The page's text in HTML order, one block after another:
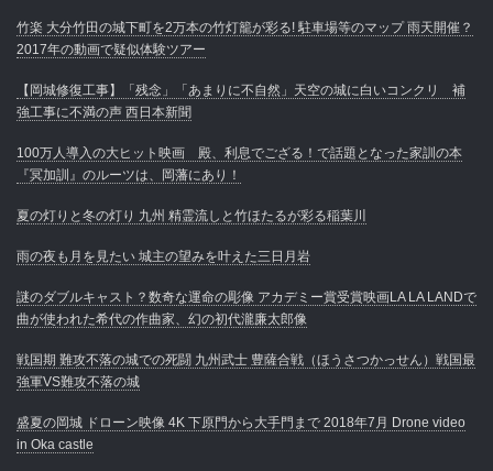
竹楽 大分竹田の城下町を2万本の竹灯籠が彩る! 駐車場等のマップ 雨天開催？
2017年の動画で疑似体験ツアー
【岡城修復工事】「残念」「あまりに不自然」天空の城に白いコンクリ 補
強工事に不満の声 西日本新聞
100万人導入の大ヒット映画 殿、利息でござる！で話題となった家訓の本
『冥加訓』のルーツは、岡藩にあり！
夏の灯りと冬の灯り 九州 精霊流しと竹ほたるが彩る稲葉川
雨の夜も月を見たい 城主の望みを叶えた三日月岩
謎のダブルキャスト？数奇な運命の彫像 アカデミー賞受賞映画LA LA LANDで
曲が使われた希代の作曲家、幻の初代瀧廉太郎像
戦国期 難攻不落の城での死闘 九州武士 豊薩合戦（ほうさつかっせん）戦国最
強軍VS難攻不落の城
盛夏の岡城 ドローン映像 4K 下原門から大手門まで 2018年7月 Drone video
in Oka castle